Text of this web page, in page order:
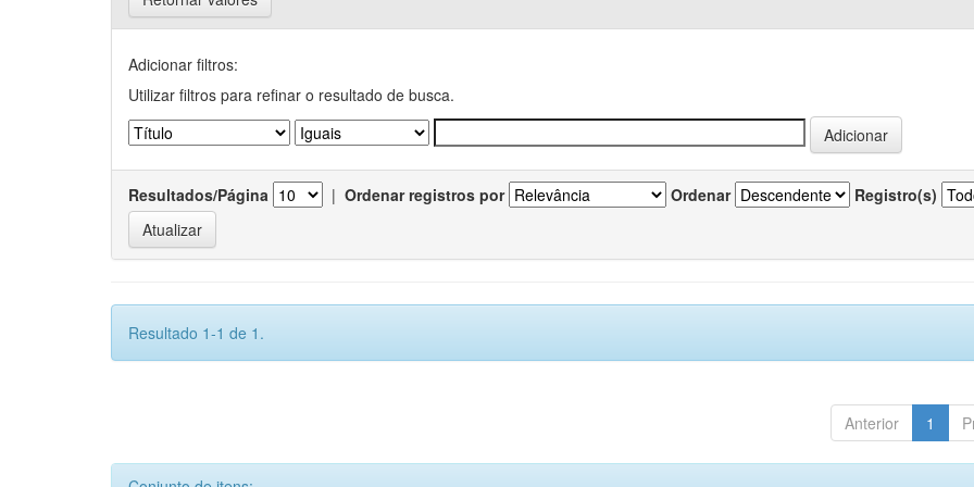
Adicionar filtros:
Utilizar filtros para refinar o resultado de busca.
Resultados/Página | Ordenar registros por Ordenar Registro(s)
Resultado 1-1 de 1.
Anterior 1